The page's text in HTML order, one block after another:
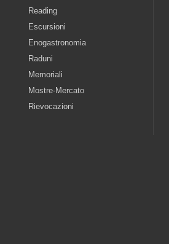
Reading
Escursioni
Enogastronomia
Raduni
Memoriali
Mostre-Mercato
Rievocazioni